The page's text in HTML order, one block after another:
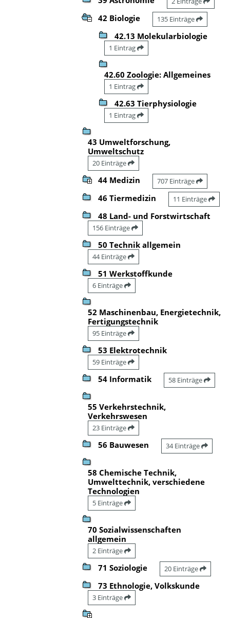
42 Biologie 135 Einträge
42.13 Molekularbiologie
1 Eintrag
42.60 Zoologie: Allgemeines
1 Eintrag
42.63 Tierphysiologie
1 Eintrag
43 Umweltforschung,
Umweltschutz
20 Einträge
44 Medizin 707 Einträge
46 Tiermedizin 11 Einträge
48 Land- und Forstwirtschaft
156 Einträge
50 Technik allgemein
44 Einträge
51 Werkstoffkunde
6 Einträge
52 Maschinenbau, Energietechnik,
Fertigungstechnik
95 Einträge
53 Elektrotechnik
59 Einträge
54 Informatik 58 Einträge
55 Verkehrstechnik,
Verkehrswesen
23 Einträge
56 Bauwesen 34 Einträge
58 Chemische Technik,
Umwelttechnik, verschiedene
Technologien
5 Einträge
70 Sozialwissenschaften
allgemein
2 Einträge
71 Soziologie 20 Einträge
73 Ethnologie, Volkskunde
3 Einträge